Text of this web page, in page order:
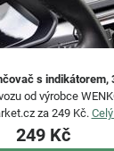
s indikátorem,
od výrobce
za 249 Kč.
249 Kč